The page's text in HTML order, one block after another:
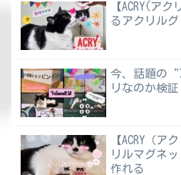
【ACRY(ア
るアクリル
今、話題の
リなのか検証
【ACRY（ア
リルマグネ
作れる